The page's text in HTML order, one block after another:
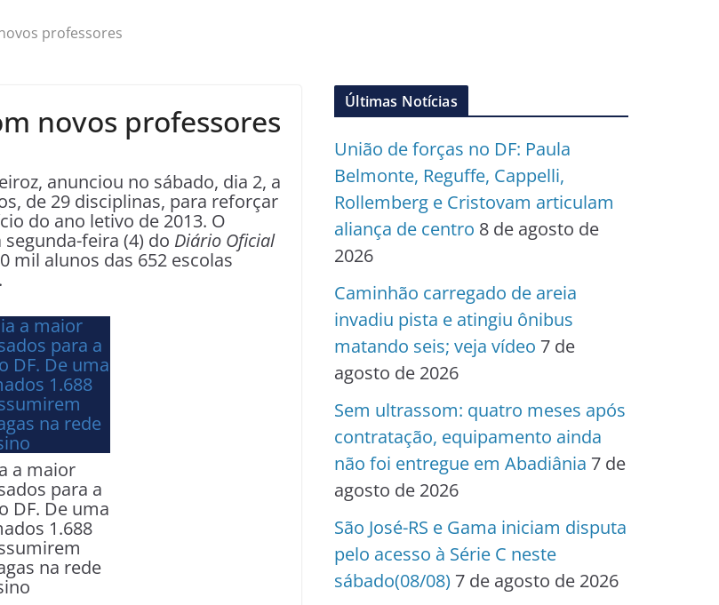
professores
novos professores
anunciou no sábado, dia 2, a
de 29 disciplinas, para reforçar
do ano letivo de 2013. O
feira (4) do Diário Oficial
mil alunos das 652 escolas
a maior
para a
DF. De uma
1.688
na rede
Últimas Notícias
União de forças no DF: Paula
Belmonte, Reguffe, Cappelli,
Rollemberg e Cristovam articulam
aliança de centro 8 de agosto de
2026
Caminhão carregado de areia
invadiu pista e atingiu ônibus
matando seis; veja vídeo 7 de
agosto de 2026
Sem ultrassom: quatro meses após
contratação, equipamento ainda
não foi entregue em Abadiânia 7 de
agosto de 2026
São José-RS e Gama iniciam disputa
pelo acesso à Série C neste
sábado(08/08) 7 de agosto de 2026